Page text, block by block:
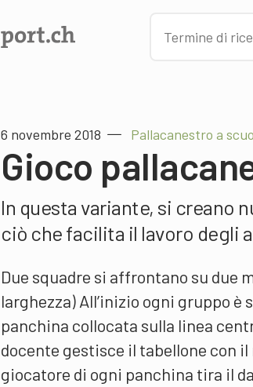
6 novembre 2018 Pallacanestro a
Gioco
In questa variante, si creano
ciò che facilita il lavoro degli
Due squadre si affrontano su due
larghezza) All’inizio ogni gruppo è
panchina collocata sulla linea
docente gestisce il tabellone con
giocatore di ogni panchina tira il